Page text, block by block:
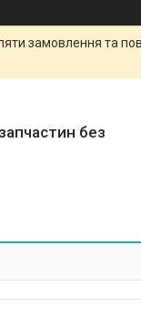
замовлення та
без